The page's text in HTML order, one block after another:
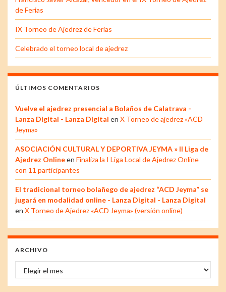
de Ferias
IX Torneo de Ajedrez de Ferias
Celebrado el torneo local de ajedrez
ÚLTIMOS COMENTARIOS
Vuelve el ajedrez presencial a Bolaños de Calatrava -
Lanza Digital - Lanza Digital en X Torneo de ajedrez «ACD
Jeyma»
ASOCIACIÓN CULTURAL Y DEPORTIVA JEYMA » II Liga de
Ajedrez Onlineen Finaliza la I Liga Local de Ajedrez Online
con 11 participantes
El tradicional torneo bolañego de ajedrez “ACD Jeyma” se
jugará en modalidad online - Lanza Digital - Lanza Digital
en X Torneo de Ajedrez «ACD Jeyma» (versión online)
ARCHIVO
Archivo